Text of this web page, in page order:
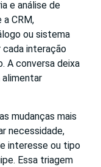
e análise de
CRM,
ou sistema
cada interação
A conversa deixa
alimentar
mudanças mais
necessidade,
interesse ou tipo
Essa triagem